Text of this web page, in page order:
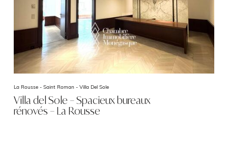
La Rousse - Saint Roman - Villa Del Sole
Villa del Sole – Spacieux bureaux
rénovés – La Rousse